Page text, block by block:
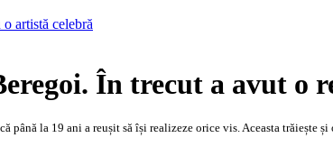
În trecut a avut o
până la 19 ani a reușit să își realizeze orice vis. Aceasta trăiește